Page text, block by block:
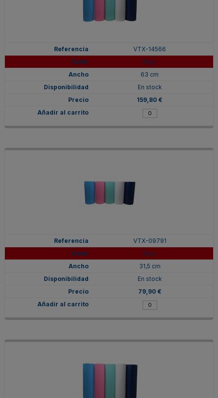
VTX-14566
Rojo
63 cm
En stock
159,80 €
VTX-09791
Rojo
31,5 cm
En stock
79,90 €